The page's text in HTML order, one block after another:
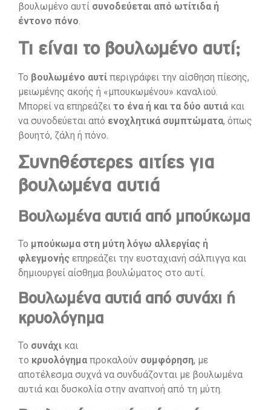
βουλωμένο αυτί συνοδεύεται από ωτίτιδα ή
έντονο πόνο.
Τι είναι το βουλωμένο αυτί;
Το βουλωμένο αυτί περιγράφει την αίσθηση πίεσης,
μειωμένης ακοής ή «μπουκωμένου» καναλιού.
Μπορεί να επηρεάζει το ένα ή και τα δύο αυτιά και
να συνοδεύεται από ενοχλητικά συμπτώματα, όπως
βουητό, ζάλη ή πόνο.
Συνηθέστερες αιτίες για
βουλωμένα αυτιά
Βουλωμένα αυτιά από μπούκωμα
Το μπούκωμα στη μύτη λόγω αλλεργίας ή
φλεγμονής επηρεάζει την ευσταχιανή σάλπιγγα και
δημιουργεί αίσθημα βουλώματος στο αυτί.
Βουλωμένα αυτιά από συνάχι ή
κρυολόγημα
Το συνάχι και
το κρυολόγημα προκαλούν συμφόρηση, με
αποτέλεσμα συχνά να συνδυάζονται με βουλωμένα
αυτιά και δυσκολία στην αναπνοή από τη μύτη.